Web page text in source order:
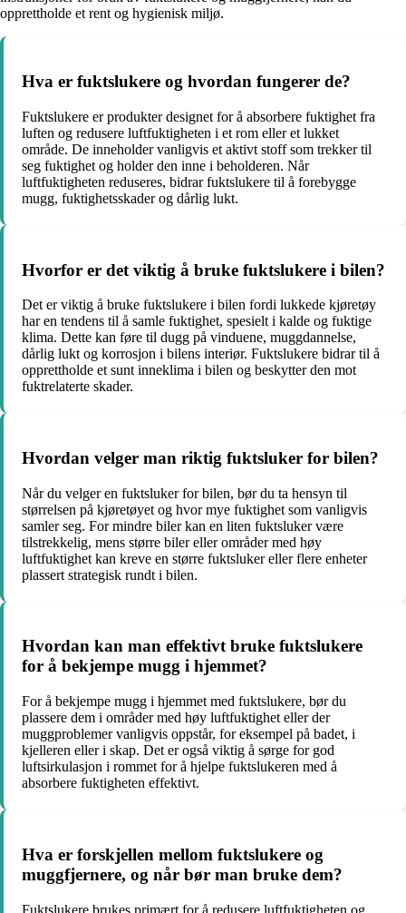
opprettholde et rent og hygienisk miljø.
Hva er fuktslukere og hvordan fungerer de?
Fuktslukere er produkter designet for å absorbere fuktighet fra
luften og redusere luftfuktigheten i et rom eller et lukket
område. De inneholder vanligvis et aktivt stoff som trekker til
seg fuktighet og holder den inne i beholderen. Når
luftfuktigheten reduseres, bidrar fuktslukere til å forebygge
mugg, fuktighetsskader og dårlig lukt.
Hvorfor er det viktig å bruke fuktslukere i bilen?
Det er viktig å bruke fuktslukere i bilen fordi lukkede kjøretøy
har en tendens til å samle fuktighet, spesielt i kalde og fuktige
klima. Dette kan føre til dugg på vinduene, muggdannelse,
dårlig lukt og korrosjon i bilens interiør. Fuktslukere bidrar til å
opprettholde et sunt inneklima i bilen og beskytter den mot
fuktrelaterte skader.
Hvordan velger man riktig fuktsluker for bilen?
Når du velger en fuktsluker for bilen, bør du ta hensyn til
størrelsen på kjøretøyet og hvor mye fuktighet som vanligvis
samler seg. For mindre biler kan en liten fuktsluker være
tilstrekkelig, mens større biler eller områder med høy
luftfuktighet kan kreve en større fuktsluker eller flere enheter
plassert strategisk rundt i bilen.
Hvordan kan man effektivt bruke fuktslukere
for å bekjempe mugg i hjemmet?
For å bekjempe mugg i hjemmet med fuktslukere, bør du
plassere dem i områder med høy luftfuktighet eller der
muggproblemer vanligvis oppstår, for eksempel på badet, i
kjelleren eller i skap. Det er også viktig å sørge for god
luftsirkulasjon i rommet for å hjelpe fuktslukeren med å
absorbere fuktigheten effektivt.
Hva er forskjellen mellom fuktslukere og
muggfjernere, og når bør man bruke dem?
Fuktslukere brukes primært for å redusere luftfuktigheten og